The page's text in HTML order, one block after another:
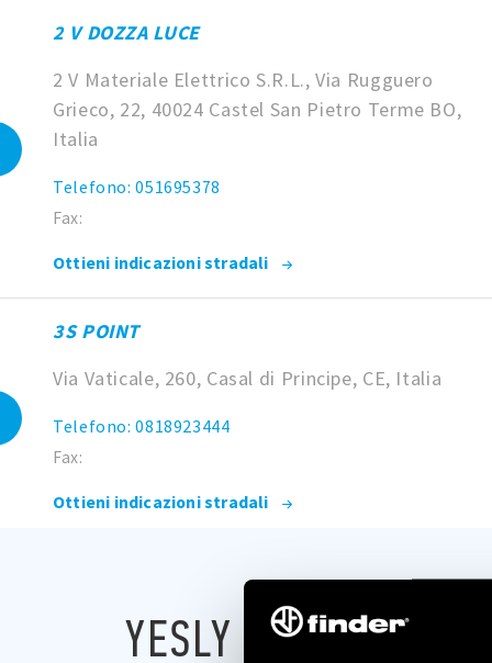
2 V DOZZA LUCE
2 V Materiale Elettrico S.R.L., Via Rugguero
Grieco, 22, 40024 Castel San Pietro Terme BO,
Italia
Telefono: 051695378
Fax:
Ottieni indicazioni stradali
3S POINT
Via Vaticale, 260, Casal di Principe, CE, Italia
Telefono: 0818923444
Fax:
Ottieni indicazioni stradali
Viale dei Volsci, 9, 00049 Velletri RM, Italy
YESLY POINTS